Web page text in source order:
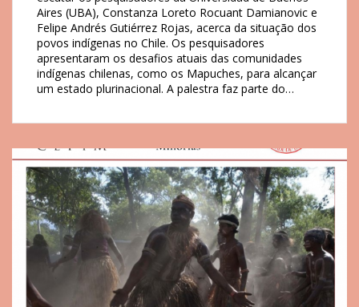
Aires (UBA), Constanza Loreto Rocuant Damianovic e
Felipe Andrés Gutiérrez Rojas, acerca da situação dos
povos indígenas no Chile. Os pesquisadores
apresentaram os desafios atuais das comunidades
indígenas chilenas, como os Mapuches, para alcançar
um estado plurinacional. A palestra faz parte do…